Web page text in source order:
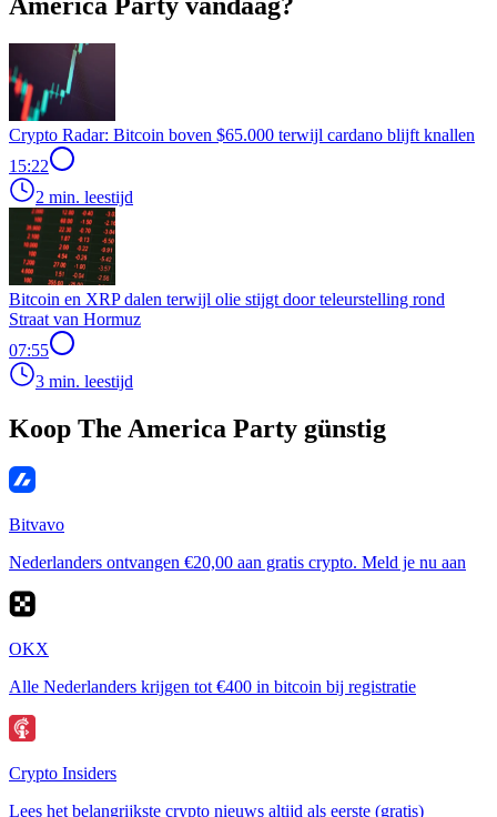
Crypto Radar: Bitcoin boven $65.000 terwijl cardano blijft knallen
15:22
2 min. leestijd
Bitcoin en XRP dalen terwijl olie stijgt door teleurstelling rond
Straat van Hormuz
07:55
3 min. leestijd
Koop The America Party günstig
Bitvavo
Nederlanders ontvangen €20,00 aan gratis crypto. Meld je nu aan
OKX
Alle Nederlanders krijgen tot €400 in bitcoin bij registratie
Crypto Insiders
Lees het belangrijkste crypto nieuws altijd als eerste (gratis)